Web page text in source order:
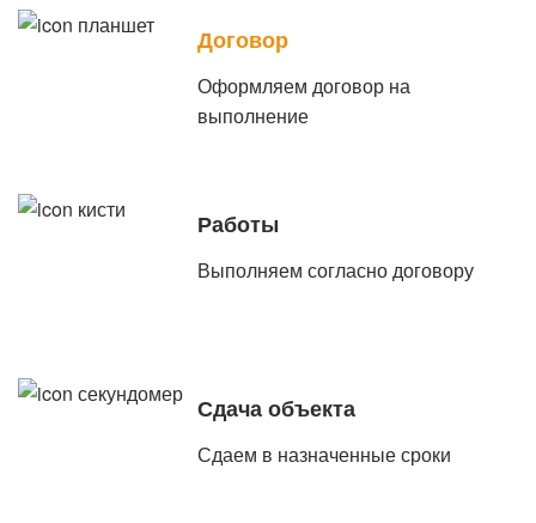
Договор
Оформляем договор на
выполнение
Работы
Выполняем согласно договору
Сдача объекта
Сдаем в назначенные сроки